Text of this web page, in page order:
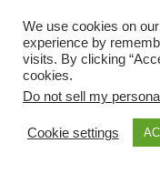
We use cookies on
experience by
visits. By clicking
cookies.
Do not sell my
Cookie settings